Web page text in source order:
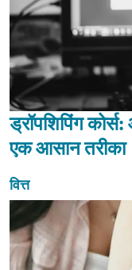
ड्रॉपशिपिंग
एक आसान तरीका
वित्त